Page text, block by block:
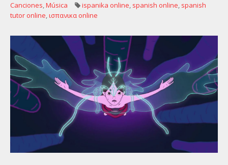
Canciones,Música ispanika online, spanish online, spanish
tutor online,ισπανικα online